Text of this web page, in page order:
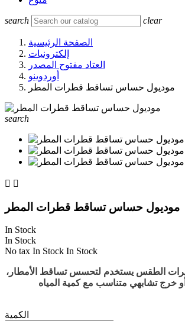
search clear
الصفحة الرئيسية
إلكترونيات
العتاد مفتوح المصدر
أوردوينو
موديول حساس تساقط قطرات المطر
search
 
موديول حساس تساقط قطرات المطر
In Stock
In Stock
No tax In Stock In Stock
الطقس يستخدم لتحسس تساقط الأمطار،
تشابهي متناسب مع كمية المياه
الكمية